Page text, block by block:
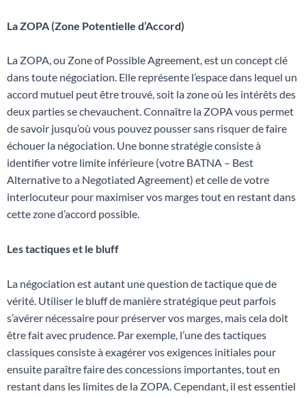
La ZOPA (Zone Potentielle d’Accord)
La ZOPA, ou Zone of Possible Agreement, est un concept clé
dans toute négociation. Elle représente l’espace dans lequel un
accord mutuel peut être trouvé, soit la zone où les intérêts des
deux parties se chevauchent. Connaître la ZOPA vous permet
de savoir jusqu’où vous pouvez pousser sans risquer de faire
échouer la négociation. Une bonne stratégie consiste à
identifier votre limite inférieure (votre BATNA – Best
Alternative to a Negotiated Agreement) et celle de votre
interlocuteur pour maximiser vos marges tout en restant dans
cette zone d’accord possible.
Les tactiques et le bluff
La négociation est autant une question de tactique que de
vérité. Utiliser le bluff de manière stratégique peut parfois
s’avérer nécessaire pour préserver vos marges, mais cela doit
être fait avec prudence. Par exemple, l’une des tactiques
classiques consiste à exagérer vos exigences initiales pour
ensuite paraître faire des concessions importantes, tout en
restant dans les limites de la ZOPA. Cependant, il est essentiel